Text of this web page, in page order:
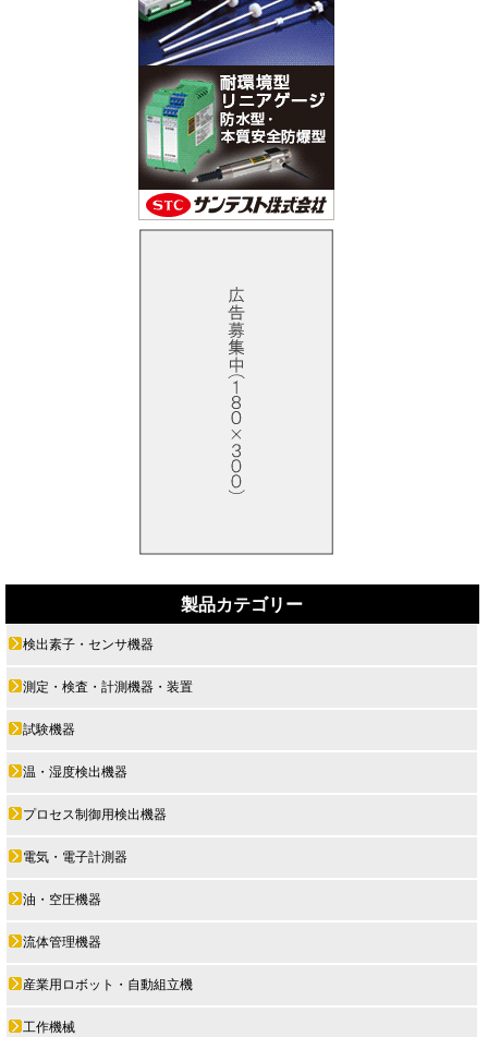
製品カテゴリー
検出素子・センサ機器
測定・検査・計測機器・装置
試験機器
温・湿度検出機器
プロセス制御用検出機器
電気・電子計測器
油・空圧機器
流体管理機器
産業用ロボット・自動組立機
工作機械